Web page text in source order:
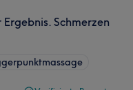
Schmerzen